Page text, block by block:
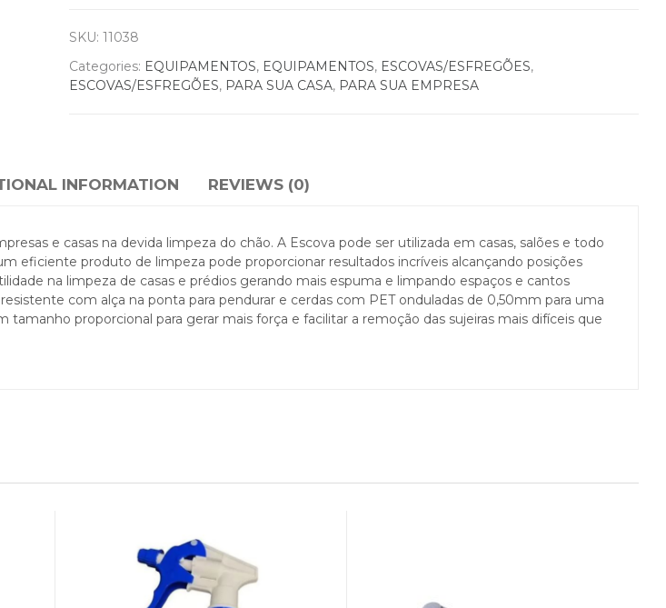
SKU: 11038
Categories: EQUIPAMENTOS, EQUIPAMENTOS, ESCOVAS/ESFREGÕES,
ESCOVAS/ESFREGÕES, PARA SUA CASA, PARA SUA EMPRESA
INFORMATION REVIEWS (0)
e casas na devida limpeza do chão. A Escova pode ser utilizada em casas, salões e todo
eficiente produto de limpeza pode proporcionar resultados incríveis alcançando posições
na limpeza de casas e prédios gerando mais espuma e limpando espaços e cantos
com alça na ponta para pendurar e cerdas com PET onduladas de 0,50mm para uma
proporcional para gerar mais força e facilitar a remoção das sujeiras mais difíceis que